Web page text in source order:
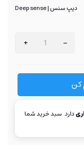
دیپ سنس | Deep sense
-
+
کن
دارد. سبد خرید شما